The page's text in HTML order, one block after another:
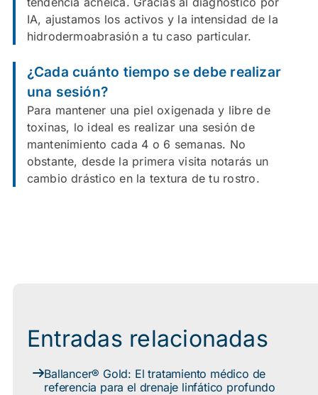
IA, ajustamos los activos y la intensidad de la
hidrodermoabrasión a tu caso particular.
¿Cada cuánto tiempo se debe realizar
una sesión?
Para mantener una piel oxigenada y libre de
toxinas, lo ideal es realizar una sesión de
mantenimiento cada 4 o 6 semanas. No
obstante, desde la primera visita notarás un
cambio drástico en la textura de tu rostro.
Entradas relacionadas
Ballancer® Gold: El tratamiento médico de
referencia para el drenaje linfático profundo